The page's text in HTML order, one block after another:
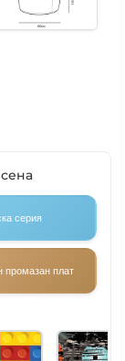
серия
промазан плат